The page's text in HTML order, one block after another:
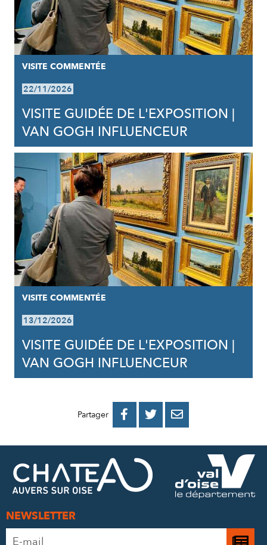
VISITE COMMENTÉE
22/11/2026
VISITE GUIDÉE DE L'EXPOSITION |
VAN GOGH INFLUENCEUR
VISITE COMMENTÉE
13/12/2026
VISITE GUIDÉE DE L'EXPOSITION |
VAN GOGH INFLUENCEUR
Partager 
PARTAGER
FACEBOOK
PARTAGER
PARTAGER
MAIL
NEWSLETTER
Adresse
Je